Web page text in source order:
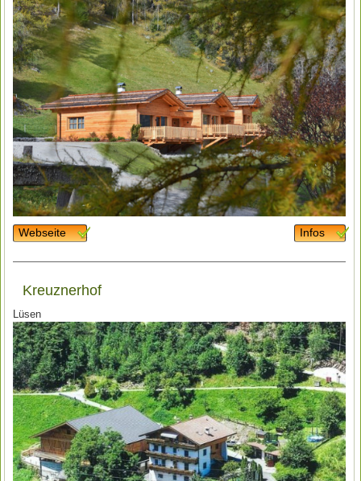
Webseite Infos
Kreuznerhof
Lüsen